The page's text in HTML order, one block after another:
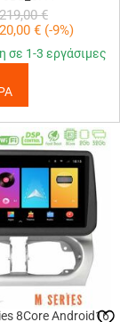
219,00 €
20,00 € (-9%)
σε 1-3 εργάσιμες
8Core Android16